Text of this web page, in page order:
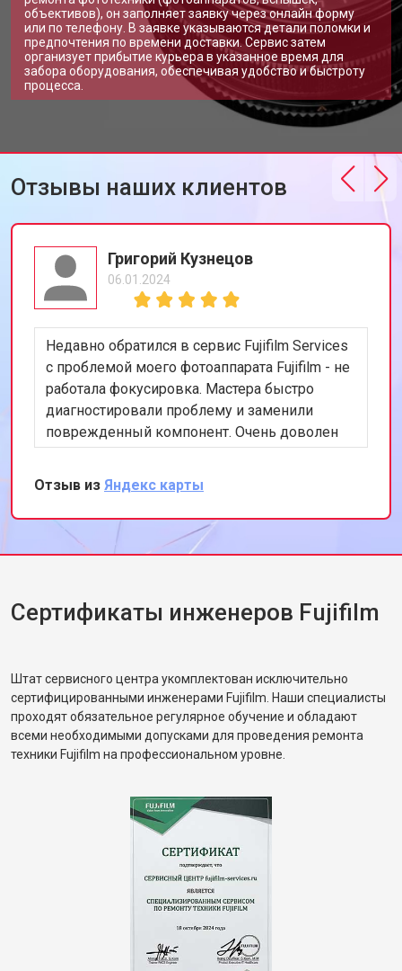
объективов), он заполняет заявку через онлайн форму
или по телефону. В заявке указываются детали поломки и
предпочтения по времени доставки. Сервис затем
организует прибытие курьера в указанное время для
забора оборудования, обеспечивая удобство и быстроту
процесса.
Отзывы наших клиентов
Григорий Кузнецов
06.01.2024
Недавно обратился в сервис Fujifilm Services
с проблемой моего фотоаппарата Fujifilm - не
работала фокусировка. Мастера быстро
диагностировали проблему и заменили
поврежденный компонент. Очень доволен
скоростью и качеством работы. Рекомендую
этот сервис всем, кто ценит
профессионализм и качество.
Отзыв из Яндекс карты
Сертификаты инженеров Fujifilm
Штат сервисного центра укомплектован исключительно
сертифицированными инженерами Fujifilm. Наши специалисты
проходят обязательное регулярное обучение и обладают
всеми необходимыми допусками для проведения ремонта
техники Fujifilm на профессиональном уровне.